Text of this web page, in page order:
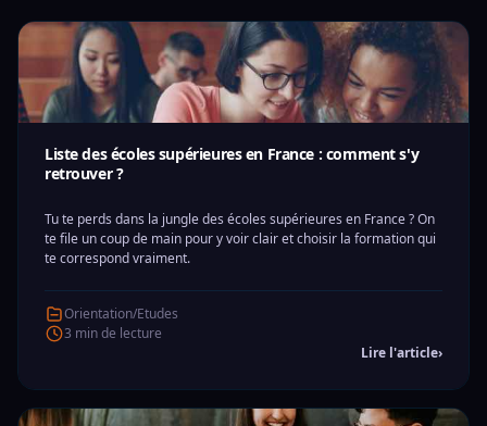
Liste des écoles supérieures en France : comment s'y
retrouver ?
Tu te perds dans la jungle des écoles supérieures en France ? On
te file un coup de main pour y voir clair et choisir la formation qui
te correspond vraiment.
Orientation/Etudes
3 min de lecture
Lire l'article›